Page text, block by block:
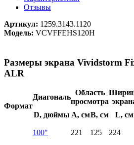
Отзывы
Артикул: 1259.3143.1120
Модель: VCVFFEHS120H
Размеры экрана Vividstorm
ALR
Формат
Диагональ
Область
просмотра
D, дюймы A, смB, см L, см
100" 221 125 224